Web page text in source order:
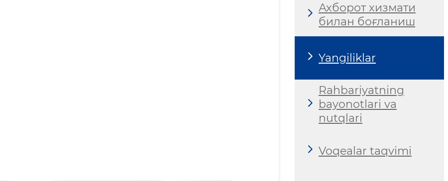
Ахборот хизмати
билан боғланиш
Yangiliklar
Rahbariyatning
bayonotlari va
nutqlari
Voqealar taqvimi